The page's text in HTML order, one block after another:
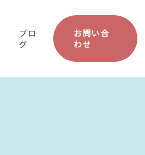
ブロ
グ
お問い合
わせ